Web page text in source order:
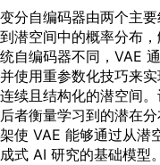
变分自编码器由两个主
到潜空间中的概率分布
统自编码器不同，VAE
并使用重参数化技巧来
连续且结构化的潜空间
后者衡量学习到的潜在
架使 VAE 能够通过从潜
成式 AI 研究的基础模型。